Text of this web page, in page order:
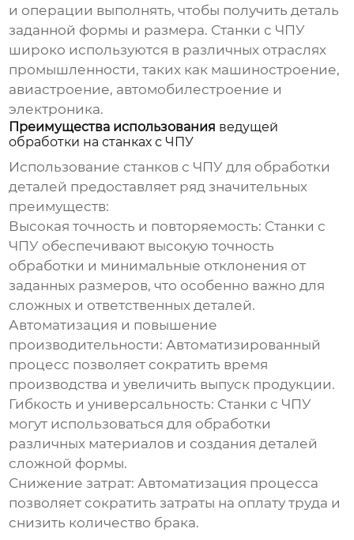
и операции выполнять, чтобы получить деталь
заданной формы и размера. Станки с ЧПУ
широко используются в различных отраслях
промышленности, таких как машиностроение,
авиастроение, автомобилестроение и
электроника.
Преимущества использования ведущей
обработки на станках с ЧПУ
Использование станков с ЧПУ для обработки
деталей предоставляет ряд значительных
преимуществ:
Высокая точность и повторяемость: Станки с
ЧПУ обеспечивают высокую точность
обработки и минимальные отклонения от
заданных размеров, что особенно важно для
сложных и ответственных деталей.
Автоматизация и повышение
производительности: Автоматизированный
процесс позволяет сократить время
производства и увеличить выпуск продукции.
Гибкость и универсальность: Станки с ЧПУ
могут использоваться для обработки
различных материалов и создания деталей
сложной формы.
Снижение затрат: Автоматизация процесса
позволяет сократить затраты на оплату труда и
снизить количество брака.